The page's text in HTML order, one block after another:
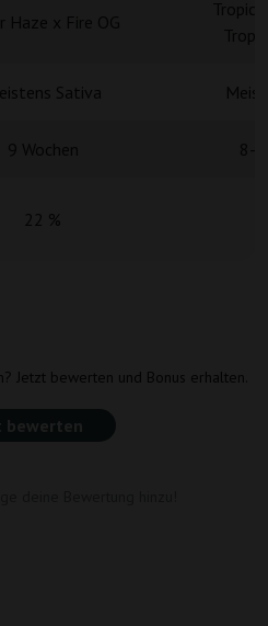
Sativa
22 %
Jetzt bewerten und Bonus erhalten.
bewerten